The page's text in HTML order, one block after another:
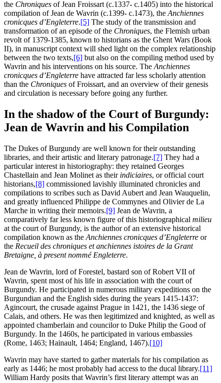
the Chroniques of Jean Froissart (c.1337- c.1405) into the historical
compilation of Jean de Wavrin (c.1399- c.1473), the Anchiennes
cronicques d’Engleterre.[5] The study of the transmission and
transformation of an episode of the Chroniques, the Flemish urban
revolt of 1379-1385, known to historians as the Ghent Wars (Book
II), in manuscript context will shed light on the complex relationship
between the two texts,[6] but also on the compiling method used by
Wavrin and his interventions on his source. The Anchiennes
cronicques d’Engleterre have attracted far less scholarly attention
than the Chroniques of Froissart, and an overview of their genesis
and circulation is necessary before going any further.
In the shadow of the Court of Burgundy:
Jean de Wavrin and his Compilation
The Dukes of Burgundy are well known for their outstanding
libraries, and their artistic and literary patronage.[7] They had a
particular interest in historiography: they retained Georges
Chastellain and Jean Molinet as their indiciaires, or official court
historians,[8] commissioned lavishly illuminated chronicles and
compilations to scribes such as David Aubert and Jean Wauquelin,
and greatly influenced Philippe de Commynes and Olivier de La
Marche in writing their memoirs.[9] Jean de Wavrin, a
comparatively far less known figure of this historiographical milieu
at the court of Burgundy, is the author of an extensive historical
compilation known as the Anchiennes cronicques d’Engleterre or
the Recueil des chroniques et anchiennes istoires de la Grant
Bretaigne, à present nommé Engleterre.
Jean de Wavrin, lord of Forestel, bastard son of Robert VII of
Wavrin, spent most of his life in association with the court of
Burgundy. He participated in numerous military expeditions on the
Burgundian and the English sides during the years 1415-1437:
Agincourt, the crusade against Prague in 1421, the 1436 siege of
Calais, and others. He was then legitimized and knighted, as well as
appointed chamberlain and councilor to Duke Philip the Good of
Burgundy. In the 1460s, he participated in various embassies
(Rome, 1463; Hainault, 1464; England, 1467).[10]
Wavrin may have started to gather materials for his compilation as
early as 1446; he most probably had access to the ducal library.[11]
William Hardy posits that Wavrin’s first literary attempt was an